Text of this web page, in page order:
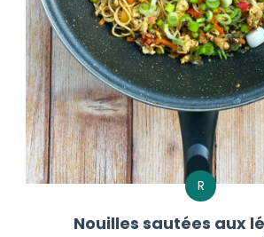
R
Nouilles sautées aux